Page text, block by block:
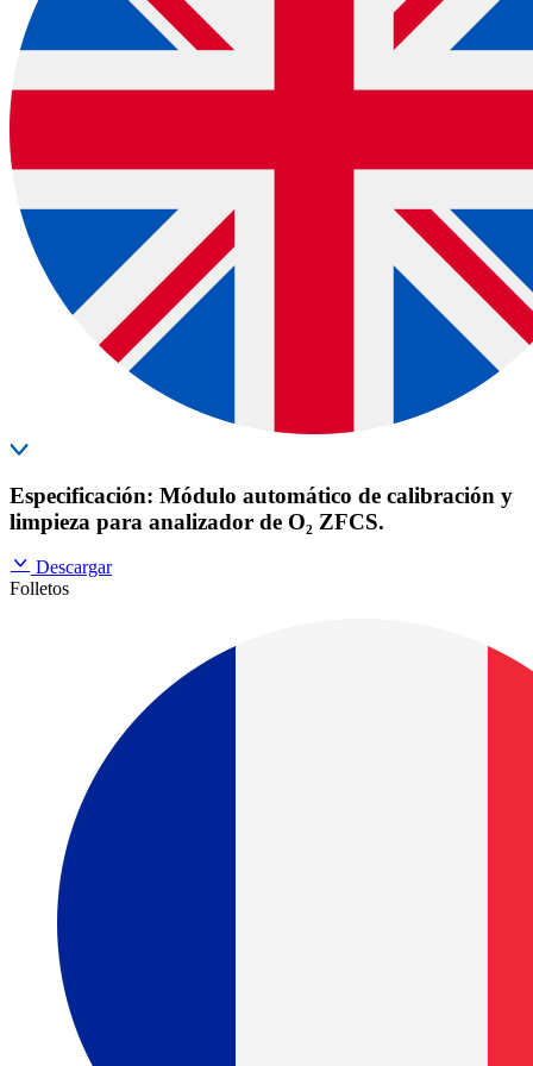
Especificación: Módulo automático de calibración y
limpieza para analizador de O₂ ZFCS.
Descargar
Folletos